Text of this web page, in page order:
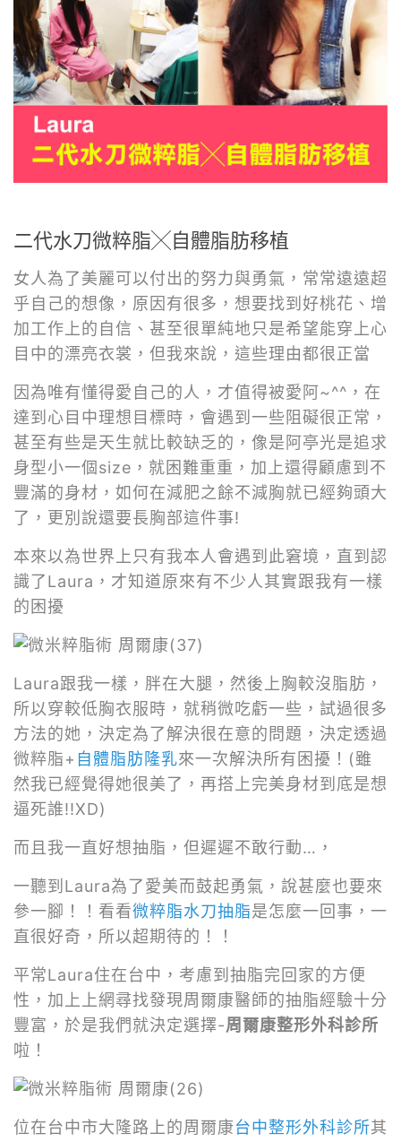
二代水刀微粹脂╳自體脂肪移植
女人為了美麗可以付出的努力與勇氣，常常遠遠超
乎自己的想像，原因有很多，想要找到好桃花、增
加工作上的自信、甚至很單純地只是希望能穿上心
目中的漂亮衣裳，但我來說，這些理由都很正當
因為唯有懂得愛自己的人，才值得被愛阿~^^，在
達到心目中理想目標時，會遇到一些阻礙很正常，
甚至有些是天生就比較缺乏的，像是阿亭光是追求
身型小一個size，就困難重重，加上還得顧慮到不
豐滿的身材，如何在減肥之餘不減胸就已經夠頭大
了，更別說還要長胸部這件事!
本來以為世界上只有我本人會遇到此窘境，直到認
識了Laura，才知道原來有不少人其實跟我有一樣
的困擾
Laura跟我一樣，胖在大腿，然後上胸較沒脂肪，
所以穿較低胸衣服時，就稍微吃虧一些，試過很多
方法的她，決定為了解決很在意的問題，決定透過
微粹脂+ 自體脂肪隆乳來一次解決所有困擾！(雖
然我已經覺得她很美了，再搭上完美身材到底是想
逼死誰!!XD)
而且我一直好想抽脂，但遲遲不敢行動…，
一聽到Laura為了愛美而鼓起勇氣，說甚麼也要來
參一腳！！看看微粹脂水刀抽脂是怎麼一回事，一
直很好奇，所以超期待的！！
平常Laura住在台中，考慮到抽脂完回家的方便
性，加上上網尋找發現周爾康醫師的抽脂經驗十分
豐富，於是我們就決定選擇-周爾康整形外科診所
啦！
位在台中市大隆路上的周爾康台中整形外科診所其